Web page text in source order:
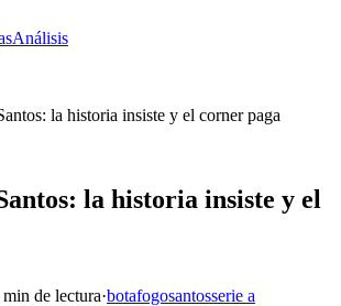
Análisis
la historia insiste y el corner paga
la historia insiste y el
min de lectura·botafogosantosserie a